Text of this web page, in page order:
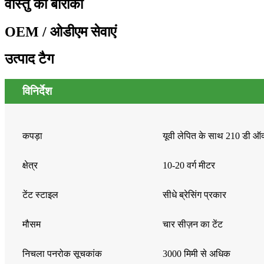
वास्तु की बारीकी
OEM / ओडीएम सेवाएं
उत्पाद टैग
विनिर्देश
कपड़ा यूवी लेपित के साथ 210 डी
क्षेत्र 10-20 वर्ग मीटर
टेंट स्टाइल सीधे ब्रेसिंग प्रकार
मौसम चार सीज़न का टेंट
निचला पनरोक सूचकांक 3000 मिमी से अधिक